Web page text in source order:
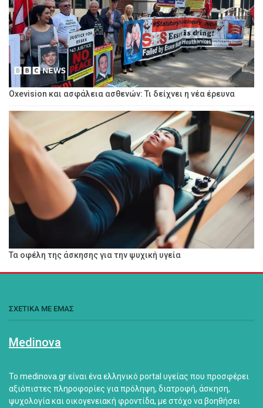
Oxevision και ασφάλεια ασθενών: Τι δείχνει η νέα έρευνα
Τα οφέλη της άσκησης για την ψυχική υγεία
ΣΧΕΤΙΚΑ ΜΕ ΕΜΑΣ
Medinova
Το medinova.gr είναι ένα ελληνικό portal υγείας που προσφέρει
αξιόπιστες πληροφορίες για πρόληψη, διατροφή, άσκηση,
ψυχολογία και οικογενειακή φροντίδα, με στόχο να βοηθήσει